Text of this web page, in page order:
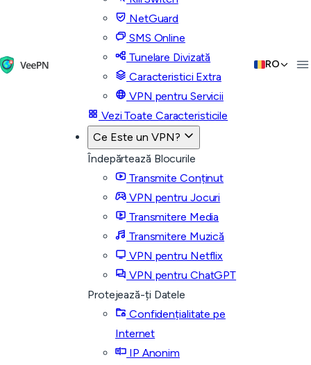
NetGuard
SMS Online
Tunelare Divizată
Caracteristici Extra
VPN pentru Servicii
Vezi Toate Caracteristicile
Ce Este un VPN?
Îndepărtează Blocurile
Transmite Conținut
VPN pentru Jocuri
Transmitere Media
Transmitere Muzică
VPN pentru Netflix
VPN pentru ChatGPT
Protejează-ți Datele
Confidențialitate pe
Internet
IP Anonim
RO